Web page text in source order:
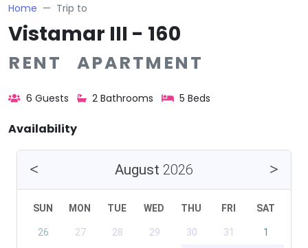
Home Trip to
Vistamar III - 160
RENT APARTMENT
6 Guests 2 Bathrooms 5 Beds
Availability
August 2026
SUN MON TUE WED THU FRI SAT
26 27 28 29 30 31 1